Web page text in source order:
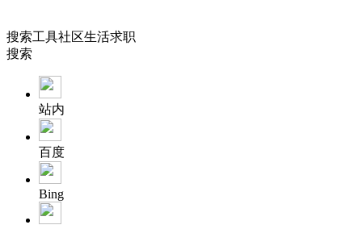
搜索工具社区生活求职
搜索
站内
百度
Bing